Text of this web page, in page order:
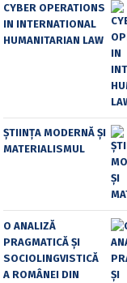
CYBER OPERATIONS
IN INTERNATIONAL
HUMANITARIAN LAW
ȘTIINȚA MODERNĂ ȘI
MATERIALISMUL
O ANALIZĂ
PRAGMATICĂ ȘI
SOCIOLINGVISTICĂ
A ROMÂNEI DIN